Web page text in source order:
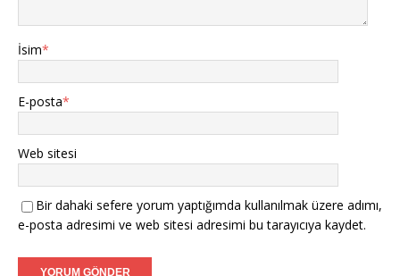
İsim*
E-posta*
Web sitesi
Bir dahaki sefere yorum yaptığımda kullanılmak üzere adımı,
e-posta adresimi ve web sitesi adresimi bu tarayıcıya kaydet.